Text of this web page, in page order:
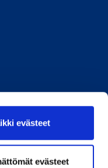
evästeet
evästeet